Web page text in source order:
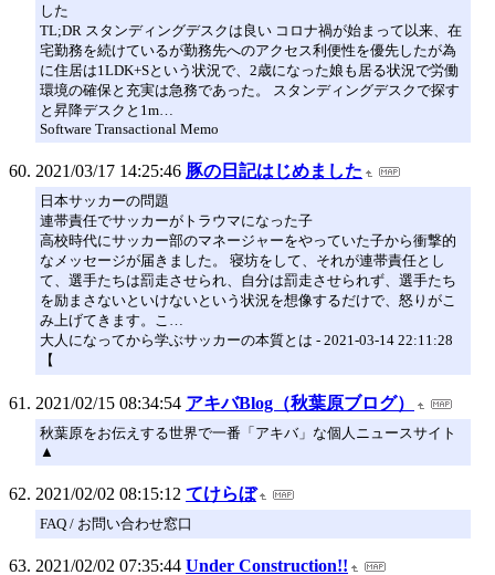
した
TL;DR スタンディングデスクは良い コロナ禍が始まって以来、在
宅勤務を続けているが勤務先へのアクセス利便性を優先したが為
に住居は1LDK+Sという状況で、2歳になった娘も居る状況で労働
環境の確保と充実は急務であった。 スタンディングデスクで探す
と昇降デスクと1m…
Software Transactional Memo
2021/03/17 14:25:46 豚の日記はじめました
日本サッカーの問題
連帯責任でサッカーがトラウマになった子
高校時代にサッカー部のマネージャーをやっていた子から衝撃的
なメッセージが届きました。 寝坊をして、それが連帯責任とし
て、選手たちは罰走させられ、自分は罰走させられず、選手たち
を励まさないといけないという状況を想像するだけで、怒りがこ
み上げてきます。こ…
大人になってから学ぶサッカーの本質とは - 2021-03-14 22:11:28
【
2021/02/15 08:34:54 アキバBlog（秋葉原ブログ）
秋葉原をお伝えする世界で一番「アキバ」な個人ニュースサイト
▲
2021/02/02 08:15:12 てけらぼ
FAQ / お問い合わせ窓口
2021/02/02 07:35:44 Under Construction!!